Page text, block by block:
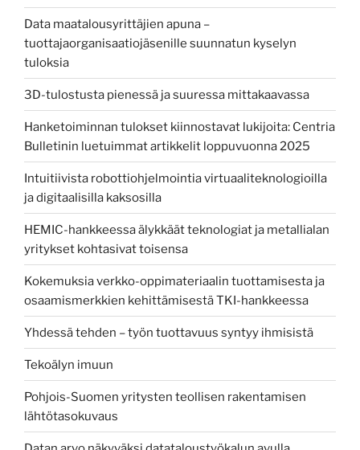
Data maatalousyrittäjien apuna –
tuottajaorganisaatiojäsenille suunnatun kyselyn
tuloksia
3D-tulostusta pienessä ja suuressa mittakaavassa
Hanketoiminnan tulokset kiinnostavat lukijoita: Centria
Bulletinin luetuimmat artikkelit loppuvuonna 2025
Intuitiivista robottiohjelmointia virtuaaliteknologioilla
ja digitaalisilla kaksosilla
HEMIC-hankkeessa älykkäät teknologiat ja metallialan
yritykset kohtasivat toisensa
Kokemuksia verkko-oppimateriaalin tuottamisesta ja
osaamismerkkien kehittämisestä TKI-hankkeessa
Yhdessä tehden – työn tuottavuus syntyy ihmisistä
Tekoälyn imuun
Pohjois-Suomen yritysten teollisen rakentamisen
lähtötasokuvaus